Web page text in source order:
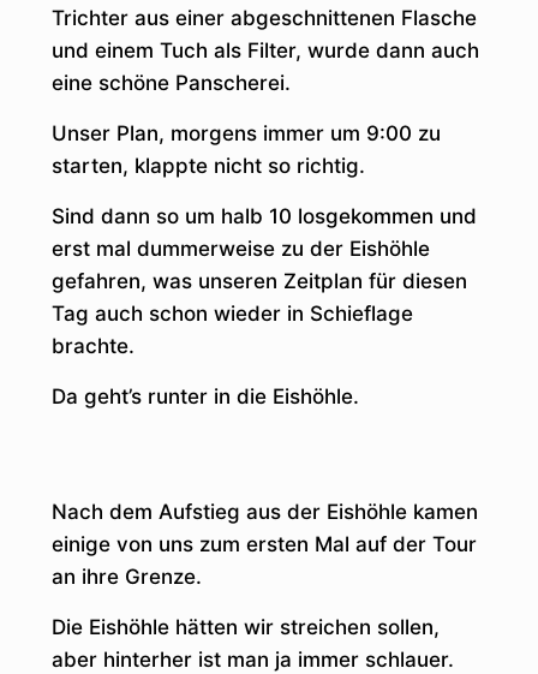
Trichter aus einer abgeschnittenen Flasche
und einem Tuch als Filter, wurde dann auch
eine schöne Panscherei.
Unser Plan, morgens immer um 9:00 zu
starten, klappte nicht so richtig.
Sind dann so um halb 10 losgekommen und
erst mal dummerweise zu der Eishöhle
gefahren, was unseren Zeitplan für diesen
Tag auch schon wieder in Schieflage
brachte.
Da geht’s runter in die Eishöhle.
Nach dem Aufstieg aus der Eishöhle kamen
einige von uns zum ersten Mal auf der Tour
an ihre Grenze.
Die Eishöhle hätten wir streichen sollen,
aber hinterher ist man ja immer schlauer.